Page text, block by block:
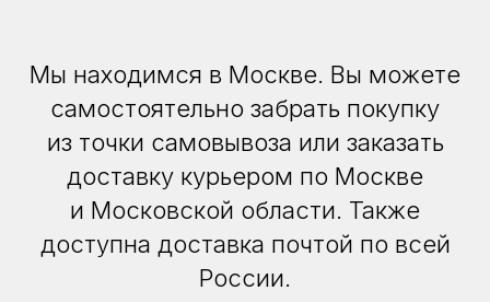
Мы находимся в Москве. Вы можете
самостоятельно забрать покупку
из точки самовывоза или заказать
доставку курьером по Москве
и Московской области. Также
доступна доставка почтой по всей
России.